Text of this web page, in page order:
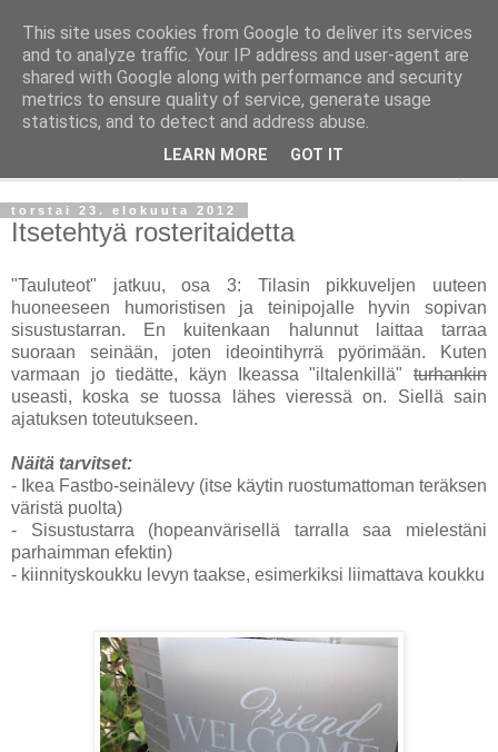
Taloja ja Toiveita
[ Sisustaa ] [ Remontoi ] [ Tuunaa ] [ Haaveilee ] [ Reissaa ]
torstai 23. elokuuta 2012
Itsetehtyä rosteritaidetta
"Tauluteot" jatkuu, osa 3: Tilasin pikkuveljen uuteen
huoneeseen humoristisen ja teinipojalle hyvin sopivan
sisustustarran. En kuitenkaan halunnut laittaa tarraa
suoraan seinään, joten ideointihyrrä pyörimään. Kuten
varmaan jo tiedätte, käyn Ikeassa "iltalenkillä" turhankin
useasti, koska se tuossa lähes vieressä on. Siellä sain
ajatuksen toteutukseen.
Näitä tarvitset:
- Ikea Fastbo-seinälevy (itse käytin ruostumattoman teräksen
väristä puolta)
- Sisustustarra (hopeanvärisellä tarralla saa mielestäni
parhaimman efektin)
- kiinnityskoukku levyn taakse, esimerkiksi liimattava koukku
This site uses cookies from Google to deliver its services
and to analyze traffic. Your IP address and user-agent are
shared with Google along with performance and security
metrics to ensure quality of service, generate usage
statistics, and to detect and address abuse.
LEARN MORE GOT IT